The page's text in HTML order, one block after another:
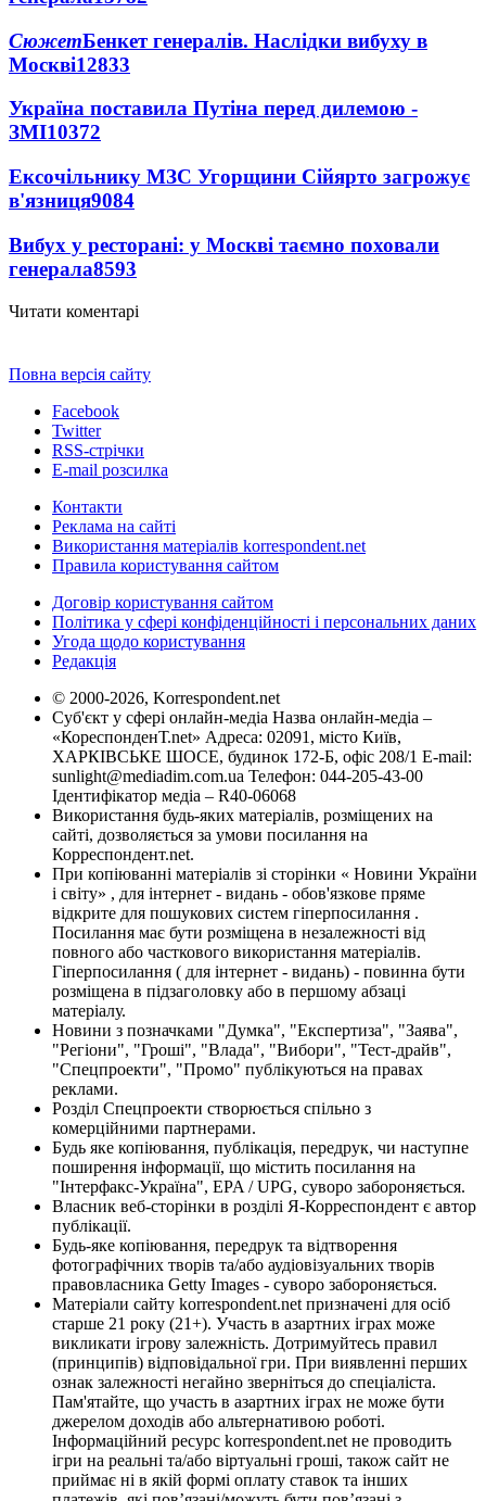
СюжетБенкет генералів. Наслідки вибуху в
Москві12833
Україна поставила Путіна перед дилемою -
ЗМІ10372
Ексочільнику МЗС Угорщини Сійярто загрожує
в'язниця9084
Вибух у ресторані: у Москві таємно поховали
генерала8593
Читати коментарі
Повна версія сайту
Facebook
Twitter
RSS-стрічки
E-mail розсилка
Контакти
Реклама на сайті
Використання матеріалів korrespondent.net
Правила користування сайтом
Договір користування сайтом
Політика у сфері конфіденційності і персональних даних
Угода щодо користування
Редакція
© 2000-2026, Korrespondent.net
Суб'єкт у сфері онлайн-медіа Назва онлайн-медіа –
«КореспонденТ.net» Адреса: 02091, місто Київ,
ХАРКІВСЬКЕ ШОСЕ, будинок 172-Б, офіс 208/1 E-mail:
sunlight@mediadim.com.ua Телефон: 044-205-43-00
Ідентифікатор медіа – R40-06068
Використання будь-яких матеріалів, розміщених на
сайті, дозволяється за умови посилання на
Корреспондент.net.
При копіюванні матеріалів зі сторінки « Новини України
і світу» , для інтернет - видань - обов'язкове пряме
відкрите для пошукових систем гіперпосилання .
Посилання має бути розміщена в незалежності від
повного або часткового використання матеріалів.
Гіперпосилання ( для інтернет - видань) - повинна бути
розміщена в підзаголовку або в першому абзаці
матеріалу.
Новини з позначками "Думка", "Експертиза", "Заява",
"Регіони", "Гроші", "Влада", "Вибори", "Тест-драйв",
"Спецпроекти", "Промо" публікуються на правах
реклами.
Розділ Спецпроекти створюється спільно з
комерційними партнерами.
Будь яке копіювання, публікація, передрук, чи наступне
поширення інформації, що містить посилання на
"Інтерфакс-Україна", EPA / UPG, суворо забороняється.
Власник веб-сторінки в розділі Я-Корреспондент є автор
публікації.
Будь-яке копіювання, передрук та відтворення
фотографічних творів та/або аудіовізуальних творів
правовласника Getty Images - суворо забороняється.
Матеріали сайту korrespondent.net призначені для осіб
старше 21 року (21+). Участь в азартних іграх може
викликати ігрову залежність. Дотримуйтесь правил
(принципів) відповідальної гри. При виявленні перших
ознак залежності негайно зверніться до спеціаліста.
Пам'ятайте, що участь в азартних іграх не може бути
джерелом доходів або альтернативою роботі.
Інформаційний ресурс korrespondent.net не проводить
ігри на реальні та/або віртуальні гроші, також сайт не
приймає ні в якій формі оплату ставок та інших